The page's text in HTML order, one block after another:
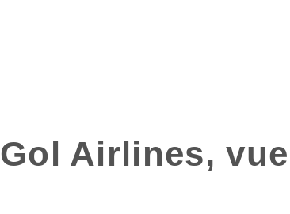
Gol Airlines,